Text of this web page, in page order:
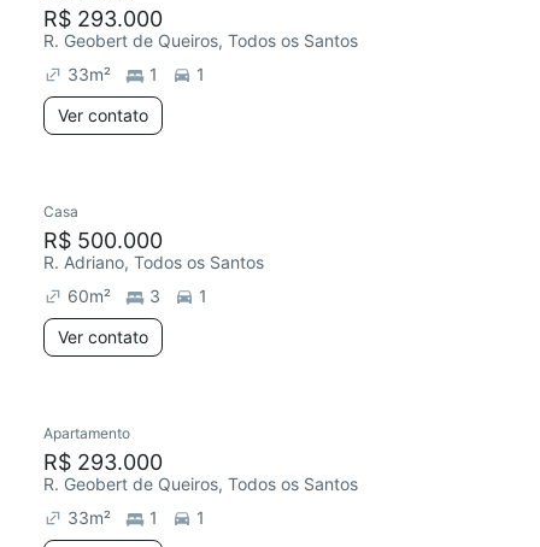
R$ 293.000
R. Geobert de Queiros, Todos os Santos
33m² 1
1
Ver contato
Casa
R$ 500.000
R. Adriano, Todos os Santos
60m² 3
1
Ver contato
Apartamento
R$ 293.000
R. Geobert de Queiros, Todos os Santos
33m² 1
1